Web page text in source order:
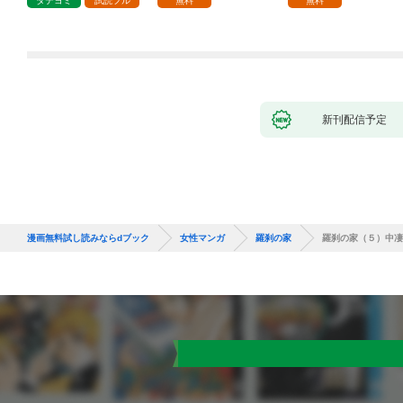
新刊配信予定
漫画無料試し読みならdブック 女性マンガ 羅刹の家 羅刹の家（５）中